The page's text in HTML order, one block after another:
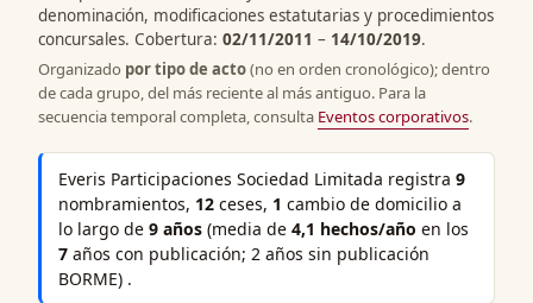
denominación, modificaciones estatutarias y procedimientos
concursales. Cobertura: 02/11/2011 – 14/10/2019.
Organizado por tipo de acto(no en orden cronológico); dentro
de cada grupo, del más reciente al más antiguo. Para la
secuencia temporal completa, consulta Eventos corporativos.
Everis Participaciones Sociedad Limitada registra9
nombramientos, 12 ceses, 1 cambio de domicilio a
lo largo de9 años (media de4,1 hechos/año en los
7 años con publicación; 2 años sin publicación
BORME) .